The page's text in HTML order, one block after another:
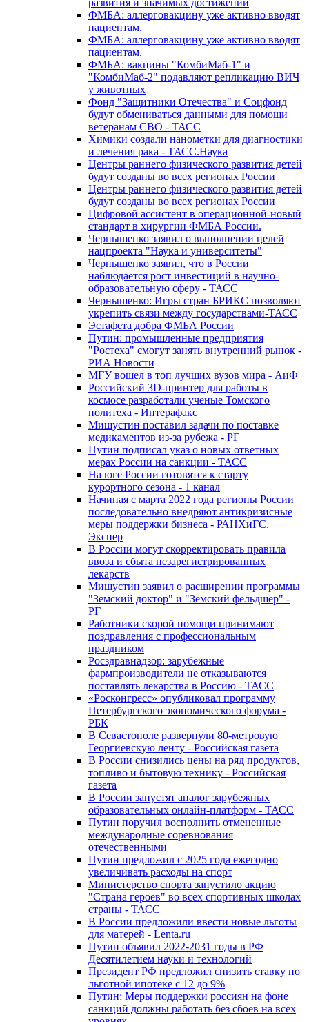
развития и значимых достижений
ФМБА: аллерговакцину уже активно вводят
пациентам.
ФМБА: аллерговакцину уже активно вводят
пациентам.
ФМБА: вакцины "КомбиМаб-1" и
"КомбиМаб-2" подавляют репликацию ВИЧ
у животных
Фонд "Защитники Отечества" и Соцфонд
будут обмениваться данными для помощи
ветеранам СВО - ТАСС
Химики создали нанометки для диагностики
и лечения рака - ТАСС.Наука
Центры раннего физического развития детей
будут созданы во всех регионах России
Центры раннего физического развития детей
будут созданы во всех регионах России
Цифровой ассистент в операционной-новый
стандарт в хирургии ФМБА России.
Чернышенко заявил о выполнении целей
нацпроекта "Наука и университеты"
Чернышенко заявил, что в России
наблюдается рост инвестиций в научно-
образовательную сферу - ТАСС
Чернышенко: Игры стран БРИКС позволяют
укрепить связи между государствами-ТАСС
Эстафета добра ФМБА России
Путин: промышленные предприятия
"Ростеха" смогут занять внутренний рынок -
РИА Новости
МГУ вошел в топ лучших вузов мира - АиФ
Российский 3D-принтер для работы в
космосе разработали ученые Томского
политеха - Интерафакс
Мишустин поставил задачи по поставке
медикаментов из-за рубежа - РГ
Путин подписал указ о новых ответных
мерах России на санкции - ТАСС
На юге России готовятся к старту
курортного сезона - 1 канал
Начиная с марта 2022 года регионы России
последовательно внедряют антикризисные
меры поддержки бизнеса - РАНХиГС.
Экспер
В России могут скорректировать правила
ввоза и сбыта незарегистрированных
лекарств
Мишустин заявил о расширении программы
"Земский доктор" и "Земский фельдшер" -
РГ
Работники скорой помощи принимают
поздравления с профессиональным
праздником
Росздравнадзор: зарубежные
фармпроизводители не отказываются
поставлять лекарства в Россию - ТАСС
«Росконгресс» опубликовал программу
Петербургского экономического форума -
РБК
В Севастополе развернули 80-метровую
Георгиевскую ленту - Российская газета
В России снизились цены на ряд продуктов,
топливо и бытовую технику - Российская
газета
В России запустят аналог зарубежных
образовательных онлайн-платформ - ТАСС
Путин поручил восполнить отмененные
международные соревнования
отечественными
Путин предложил с 2025 года ежегодно
увеличивать расходы на спорт
Министерство спорта запустило акцию
"Страна героев" во всех спортивных школах
страны - ТАСС
В России предложили ввести новые льготы
для матерей - Lenta.ru
Путин объявил 2022-2031 годы в РФ
Десятилетием науки и технологий
Президент РФ предложил снизить ставку по
льготной ипотеке с 12 до 9%
Путин: Меры поддержки россиян на фоне
санкций должны работать без сбоев на всех